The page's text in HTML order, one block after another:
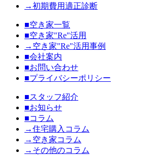
→初期費用適正診断
■空き家一覧
■空き家"Re"活用
→空き家"Re"活用事例
■会社案内
■お問い合わせ
■プライバシーポリシー
■スタッフ紹介
■お知らせ
■コラム
→住宅購入コラム
→空き家コラム
→その他のコラム